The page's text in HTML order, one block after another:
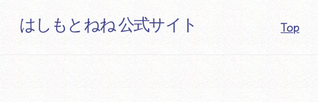
はしもとねね 公式サイト Top